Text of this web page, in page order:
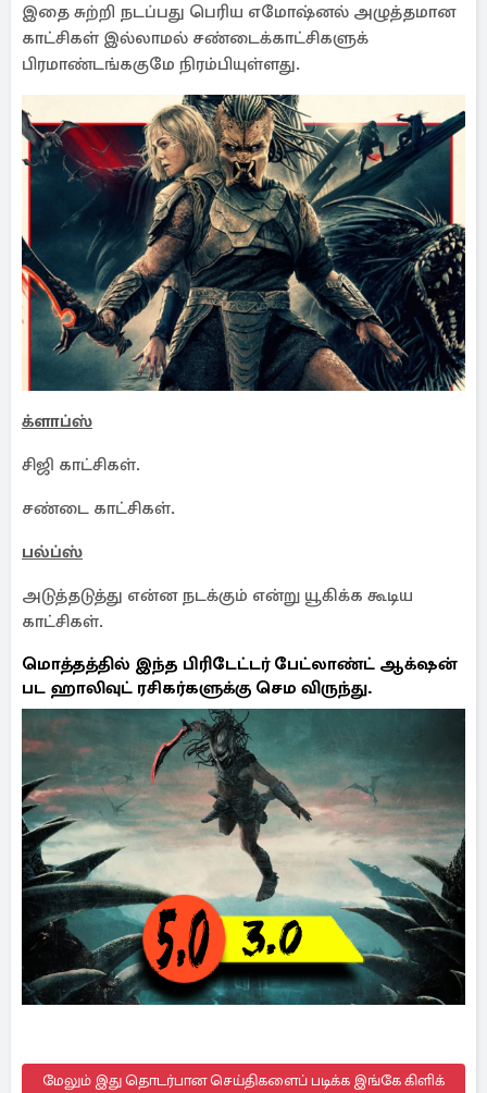
இதை சுற்றி நடப்பது பெரிய எமோஷ்னல் அழுத்தமான
காட்சிகள் இல்லாமல் சண்டைக்காட்சிகளுக்
பிரமாண்டங்ககுமே நிரம்பியுள்ளது.
க்ளாப்ஸ்
சிஜி காட்சிகள்.
சண்டை காட்சிகள்.
பல்ப்ஸ்
அடுத்தடுத்து என்ன நடக்கும் என்று யூகிக்க கூடிய
காட்சிகள்.
மொத்தத்தில் இந்த பிரிடேட்டர் பேட்லாண்ட் ஆக்‌ஷன்
பட ஹாலிவுட் ரசிகர்களுக்கு செம விருந்து.
மேலும் இது தொடர்பான செய்திகளைப் படிக்க இங்கே கிளிக்